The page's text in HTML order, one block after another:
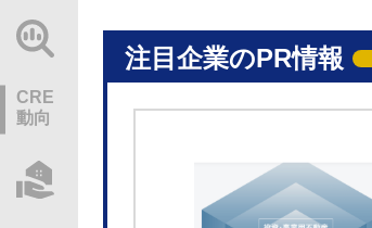
CRE
動向
注目企業のPR情報